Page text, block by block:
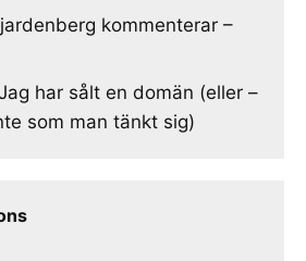
jardenberg kommenterar –
har sålt en domän (eller –
som man tänkt sig)